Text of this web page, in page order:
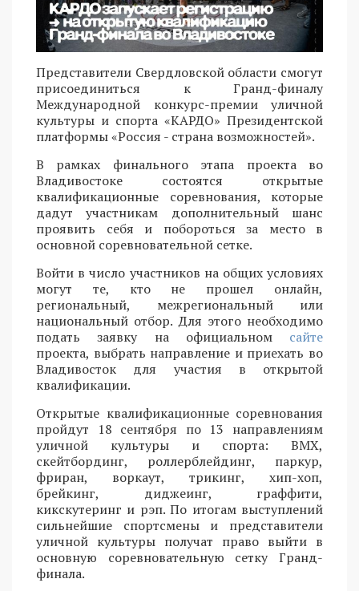
Представители Свердловской области смогут
присоединиться к Гранд-финалу
Международной конкурс-премии уличной
культуры и спорта «КАРДО» Президентской
платформы «Россия - страна возможностей».
В рамках финального этапа проекта во
Владивостоке состоятся открытые
квалификационные соревнования, которые
дадут участникам дополнительный шанс
проявить себя и побороться за место в
основной соревновательной сетке.
Войти в число участников на общих условиях
могут те, кто не прошел онлайн,
региональный, межрегиональный или
национальный отбор. Для этого необходимо
подать заявку на официальном сайте
проекта, выбрать направление и приехать во
Владивосток для участия в открытой
квалификации.
Открытые квалификационные соревнования
пройдут 18 сентября по 13 направлениям
уличной культуры и спорта: BMX,
скейтбординг, роллерблейдинг, паркур,
фриран, воркаут, трикинг, хип-хоп,
брейкинг, диджеинг, граффити,
кикскутеринг и рэп. По итогам выступлений
сильнейшие спортсмены и представители
уличной культуры получат право выйти в
основную соревновательную сетку Гранд-
финала.